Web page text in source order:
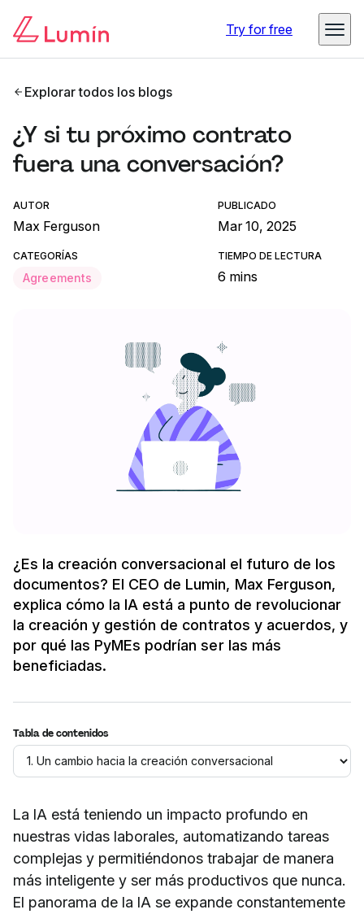
Try for free
Explorar todos los blogs
¿Y si tu próximo contrato
fuera una conversación?
AUTOR
Max Ferguson
PUBLICADO
Mar 10, 2025
CATEGORÍAS
Agreements
TIEMPO DE LECTURA
6 mins
¿Es la creación conversacional el futuro de los
documentos? El CEO de Lumin, Max Ferguson,
explica cómo la IA está a punto de revolucionar
la creación y gestión de contratos y acuerdos, y
por qué las PyMEs podrían ser las más
beneficiadas.
Tabla de contenidos
La IA está teniendo un impacto profundo en
nuestras vidas laborales, automatizando tareas
complejas y permitiéndonos trabajar de manera
más inteligente y ser más productivos que nunca.
El panorama de la IA se expande constantemente